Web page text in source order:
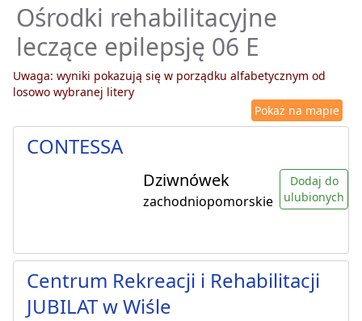
Ośrodki rehabilitacyjne
leczące epilepsję 06 E
Uwaga: wyniki pokazują się w porządku alfabetycznym od
losowo wybranej litery
Pokaż na mapie
CONTESSA
Dziwnówek
zachodniopomorskie
Dodaj do
ulubionych
Centrum Rekreacji i Rehabilitacji
JUBILAT w Wiśle